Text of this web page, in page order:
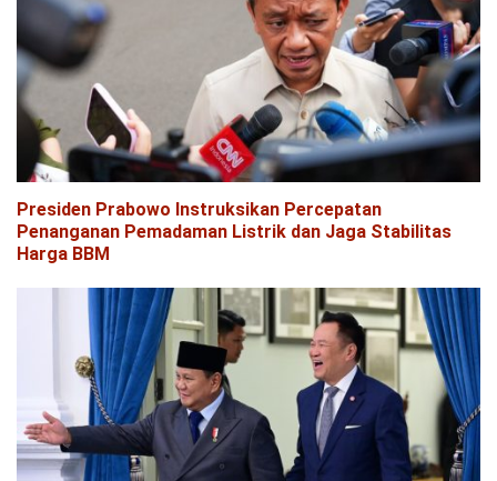
Presiden Prabowo Instruksikan Percepatan
Penanganan Pemadaman Listrik dan Jaga Stabilitas
Harga BBM